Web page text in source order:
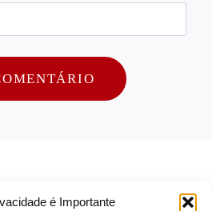
é Importante